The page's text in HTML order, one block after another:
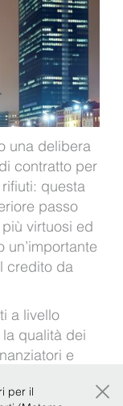
una delibera
contratto per
questa
passo
virtuosi ed
credito da
a livello
qualità dei
e
da
per il
×